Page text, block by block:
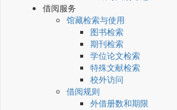
借阅服务
馆藏检索与使用
图书检索
期刊检索
学位论文检索
特殊文献检索
校外访问
借阅规则
外借册数和期限